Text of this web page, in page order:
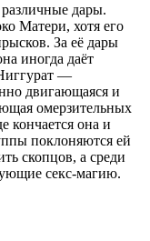
различные дары.
Матери, хотя его
За её дары
иногда даёт
—
двигающаяся и
омерзительных
кончается она и
поклоняются ей
скопцов, а среди
секс-магию.